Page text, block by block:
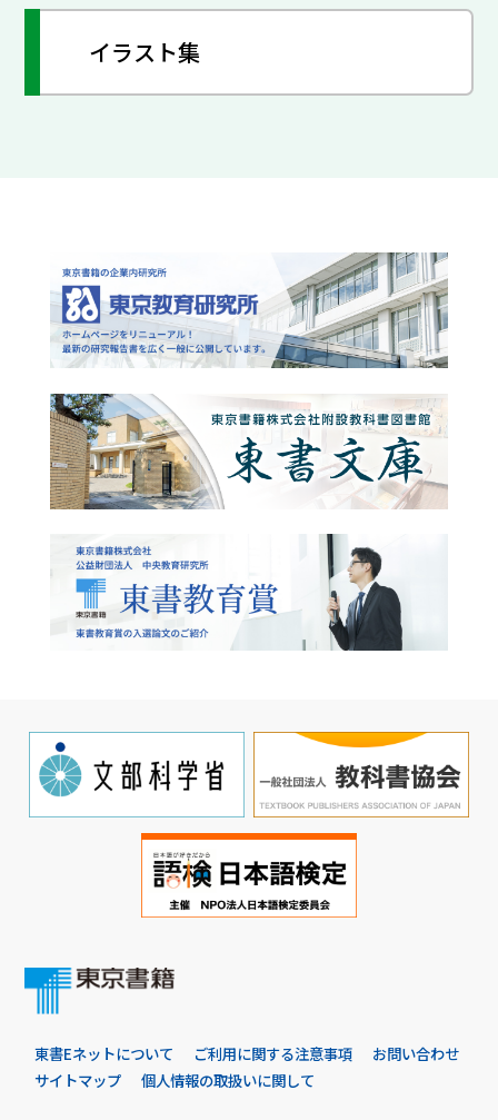
イラスト集
東書Eネットについて ご利用に関する注意事項
お問い合わせ
サイトマップ
個人情報の取扱いに関して